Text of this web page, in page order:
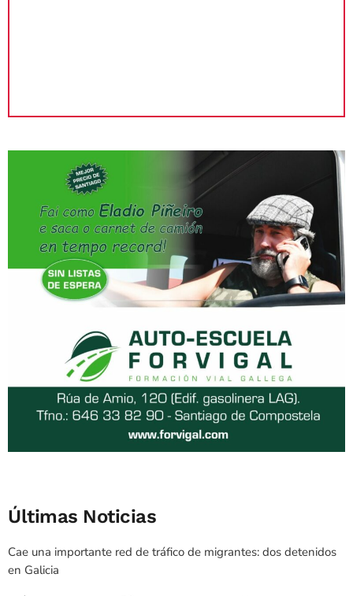
Últimas Noticias
Cae una importante red de tráfico de migrantes: dos detenidos
en Galicia